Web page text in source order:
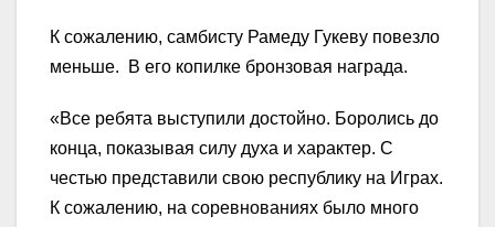
К сожалению, самбисту Рамеду Гукеву повезло
меньше. В его копилке бронзовая награда.
«Все ребята выступили достойно. Боролись до
конца, показывая силу духа и характер. С
честью представили свою республику на Играх.
К сожалению, на соревнованиях было много